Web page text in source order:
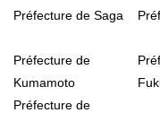
Préfecture de Saga
Préfecture de
Kumamoto
Préfecture de